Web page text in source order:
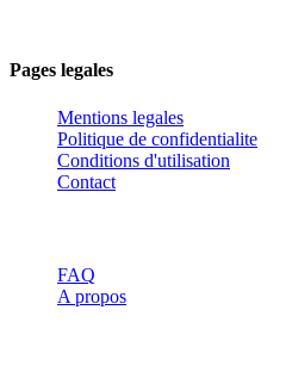
Pages legales
Mentions legales
Politique de confidentialite
Conditions d'utilisation
Contact
FAQ
A propos